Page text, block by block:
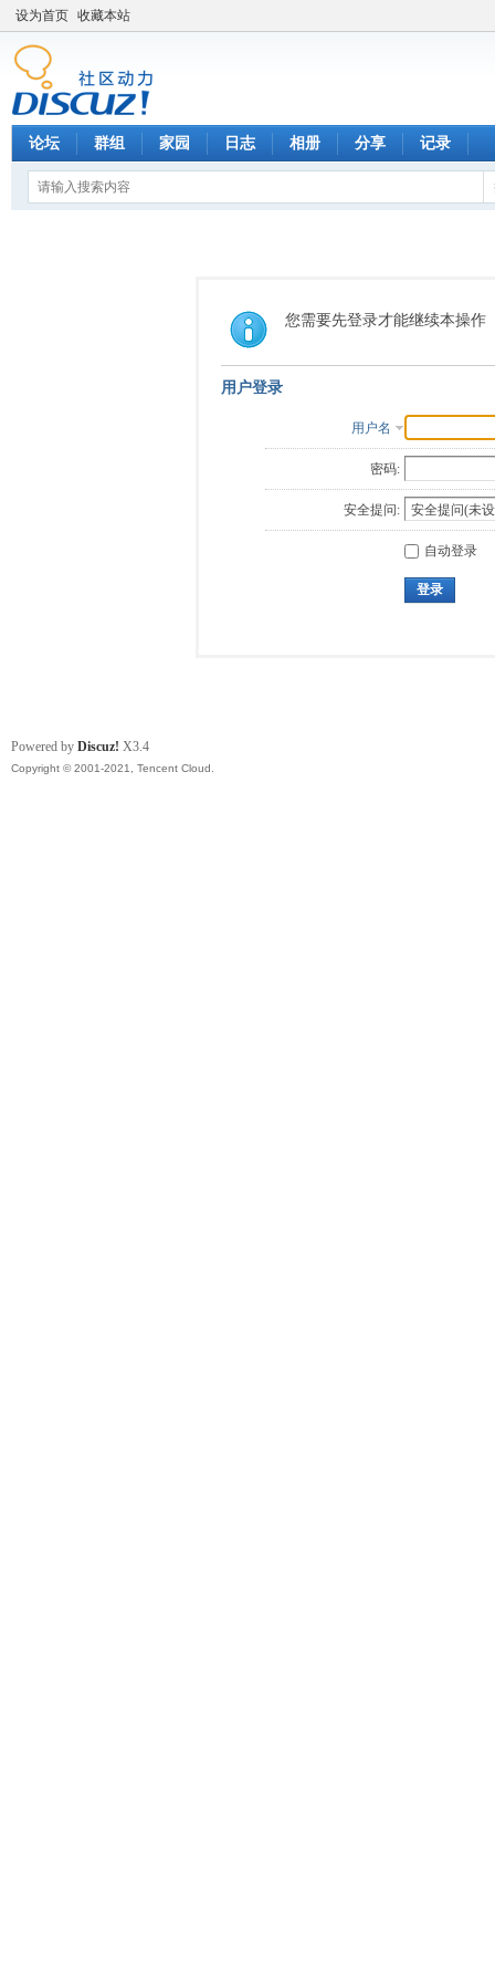
设为首页 收藏本站
论坛 群组 家园 日志 相册 分享 记录
您需要先登录才能继续本操作
用户登录
用户名
密码:
安全提问:
自动登录
登录
Powered by Discuz! X3.4
Copyright © 2001-2021, Tencent Cloud.